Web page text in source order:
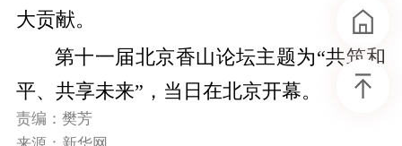
大贡献。
第十一届北京香山论坛主题为“共筑和
平、共享未来”，当日在北京开幕。
责编：樊芳